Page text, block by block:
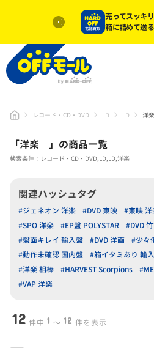
売ってスッキリ
箱に詰めて送
レコード・CD・DVD LD LD 洋
「洋楽 」 の商品一覧
検索条件：レコード・CD・DVD,LD,LD,洋楽
関連ハッシュタグ
#ジェネオン 洋楽 #DVD 東映 #東映 洋
#SPO 洋楽
#EP盤 POLYSTAR #DVD
#盤面キレイ 輸入盤
#DVD 洋画
#少々
#動作未確認 国内盤
#箱イタミあり 輸
#洋楽 相棒
#HARVEST Scorpions
#VAP 洋楽
12 件中 1 〜 12 件を表示